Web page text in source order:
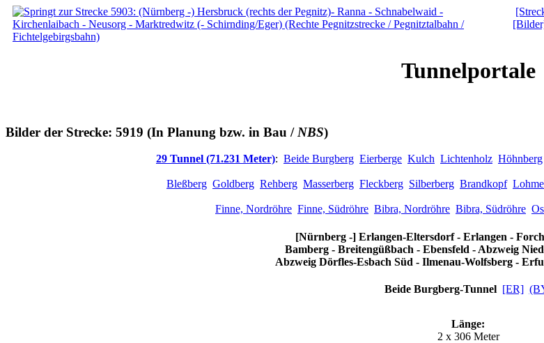
Tunnelportale
Bilder der Strecke: 5919 (In Planung bzw. in Bau / NBS)
29 Tunnel (71.231 Meter): Beide Burgberg Eierberge Kulch Lichtenholz Höhnberg
Bleßberg Goldberg Rehberg Masserberg Fleckberg Silberberg Brandkopf
Finne, Nordröhre Finne, Südröhre Bibra, Nordröhre Bibra, Südröhre
[Nürnberg -] Erlangen-Eltersdorf - Erlangen -
Bamberg - Breitengüßbach - Ebensfeld - Abzweig
Abzweig Dörfles-Esbach Süd - Ilmenau-Wolfsberg -
Beide Burgberg-Tunnel [ER]
Länge:
2 x 306 Meter